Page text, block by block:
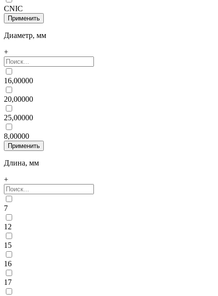
CNIC
Диаметр, мм
+
16,00000
20,00000
25,00000
8,00000
Длина, мм
+
7
12
15
16
17